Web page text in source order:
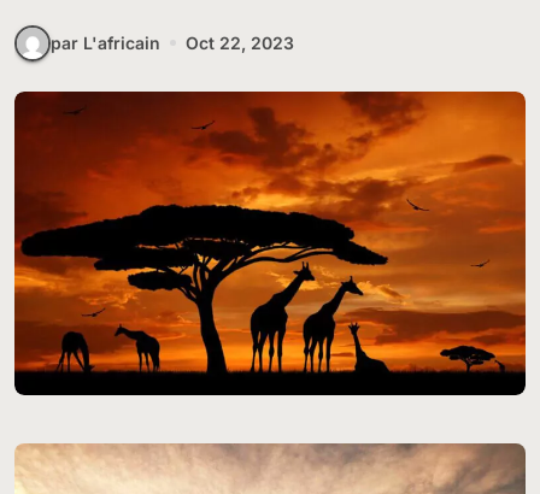
par L'africain Oct 22, 2023